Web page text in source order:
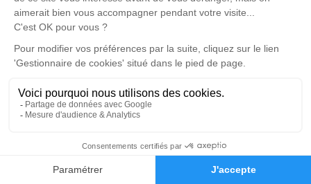
Faire-part Hommages
Je rends hommage
Cérémonie
161, bd Université
69500 Bron
Je rends hommage